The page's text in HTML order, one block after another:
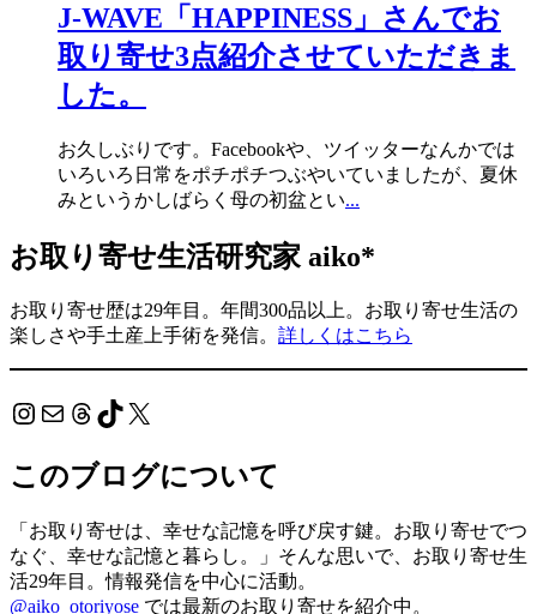
J-WAVE「HAPPINESS」さんでお
取り寄せ3点紹介させていただきま
した。
お久しぶりです。Facebookや、ツイッターなんかでは
いろいろ日常をポチポチつぶやいていましたが、夏休
みというかしばらく母の初盆とい...
お取り寄せ生活研究家 aiko*
お取り寄せ歴は29年目。年間300品以上。お取り寄せ生活の
楽しさや手土産上手術を発信。 詳しくはこちら
Instagram
メール Threads
TikTok
X
このブログについて
「お取り寄せは、幸せな記憶を呼び戻す鍵。お取り寄せでつ
なぐ、幸せな記憶と暮らし。」そんな思いで、お取り寄せ生
活29年目。情報発信を中心に活動。
@aiko_otoriyose では最新のお取り寄せを紹介中。